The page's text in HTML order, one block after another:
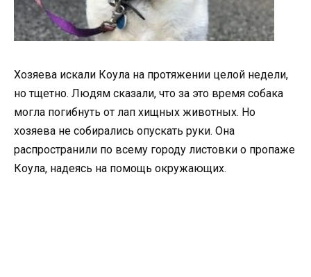
Хозяева искали Коула на протяжении целой недели,
но тщетно. Людям сказали, что за это время собака
могла погибнуть от лап хищных животных. Но
хозяева не собирались опускать руки. Она
распространили по всему городу листовки о пропаже
Коула, надеясь на помощь окружающих.